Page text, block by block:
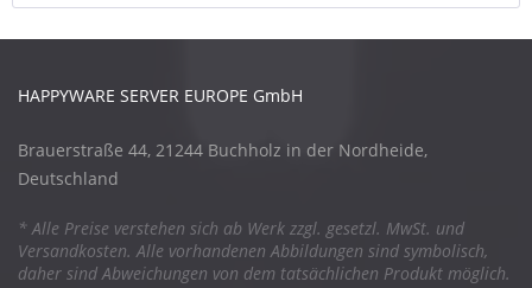
HAPPYWARE SERVER EUROPE GmbH
Brauerstraße 44, 21244 Buchholz in der Nordheide,
Deutschland
* Alle Preise verstehen sich ab Werk zzgl. gesetzl. MwSt. und
Versandkosten. Alle vorhandenen Abbildungen sind symbolisch,
daher sind Abweichungen von dem tatsächlichen Produkt möglich.